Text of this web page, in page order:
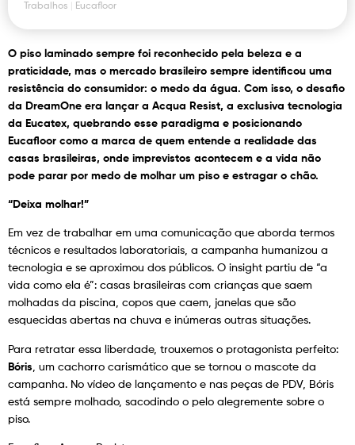
Trabalhos Eucafloor
O piso laminado sempre foi reconhecido pela beleza e a
praticidade, mas o mercado brasileiro sempre identificou uma
resistência do consumidor: o medo da água. Com isso, o desafio
da DreamOne era lançar a Acqua Resist, a exclusiva tecnologia
da Eucatex, quebrando esse paradigma e posicionando
Eucafloor como a marca de quem entende a realidade das
casas brasileiras, onde imprevistos acontecem e a vida não
pode parar por medo de molhar um piso e estragar o chão.
“Deixa molhar!”
Em vez de trabalhar em uma comunicação que aborda termos
técnicos e resultados laboratoriais, a campanha humanizou a
tecnologia e se aproximou dos públicos. O insight partiu de “a
vida como ela é”: casas brasileiras com crianças que saem
molhadas da piscina, copos que caem, janelas que são
esquecidas abertas na chuva e inúmeras outras situações.
Para retratar essa liberdade, trouxemos o protagonista perfeito:
Bóris , um cachorro carismático que se tornou o mascote da
campanha. No vídeo de lançamento e nas peças de PDV, Bóris
está sempre molhado, sacodindo o pelo alegremente sobre o
piso.